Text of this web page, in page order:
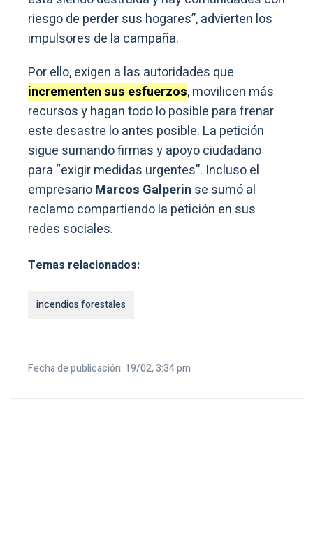
riesgo de perder sus hogares”, advierten los
impulsores de la campaña.
Por ello, exigen a las autoridades que
incrementen sus esfuerzos, movilicen más
recursos y hagan todo lo posible para frenar
este desastre lo antes posible. La petición
sigue sumando firmas y apoyo ciudadano
para “exigir medidas urgentes”. Incluso el
empresarioMarcos Galperin se sumó al
reclamo compartiendo la petición en sus
redes sociales.
Temas relacionados:
incendios forestales
Fecha de publicación: 19/02, 3:34 pm